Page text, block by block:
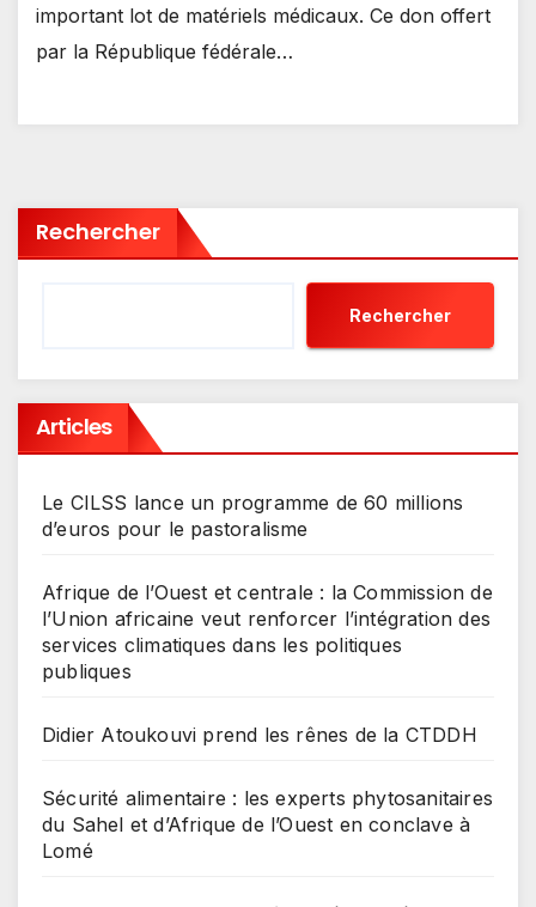
important lot de matériels médicaux. Ce don offert
par la République fédérale…
Rechercher
Rechercher
Articles
Le CILSS lance un programme de 60 millions
d’euros pour le pastoralisme
Afrique de l’Ouest et centrale : la Commission de
l’Union africaine veut renforcer l’intégration des
services climatiques dans les politiques
publiques
Didier Atoukouvi prend les rênes de la CTDDH
Sécurité alimentaire : les experts phytosanitaires
du Sahel et d’Afrique de l’Ouest en conclave à
Lomé